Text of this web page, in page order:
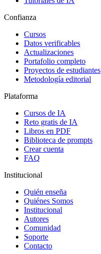
Confianza
Cursos
Datos verificables
Actualizaciones
Portafolio completo
Proyectos de estudiantes
Metodología editorial
Plataforma
Cursos de IA
Reto gratis de IA
Libros en PDF
Biblioteca de prompts
Crear cuenta
FAQ
Institucional
Quién enseña
Quiénes Somos
Institucional
Autores
Comunidad
Soporte
Contacto